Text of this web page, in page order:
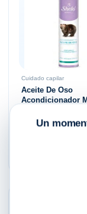
Cuidado capilar
Aceite De Oso
Acondicionador
215.00
Un